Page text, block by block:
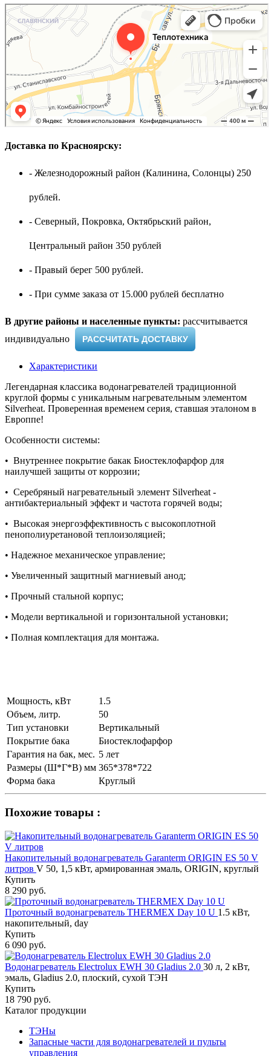
Доставка по Красноярску:
- Железнодорожный район (Калинина, Солонцы) 250
рублей.
- Северный, Покровка, Октябрьский район,
Центральный район 350 рублей
- Правый берег 500 рублей.
- При сумме заказа от 15.000 рублей бесплатно
В другие районы и населенные пункты: рассчитывается
индивидуально ​
РАССЧИТАТЬ ДОСТАВКУ
Характеристики
Легендарная классика водонагревателей традиционной
круглой формы с уникальным нагревательным элементом
Silverheat. Проверенная временем серия, ставшая эталоном в
Европпе!
Особенности системы:
• Внутреннее покрытие бакак Биостеклофарфор для
наилучшей защиты от коррозии;
• Серебряный нагревательный элемент Silverheat -
антибактериальный эффект и частота горячей воды;
• Высокая энергоэффективность с высокоплотной
пенополиуретановой теплоизоляцией;
• Надежное механическое управление;
• Увеличенный защитный магниевый анод;
• Прочный стальной корпус;
• Модели вертикальной и горизонтальной установки;
• Полная комплектация для монтажа.
Мощность, кВт
1.5
Объем, литр.
50
Тип установки
Вертикальный
Покрытие бака
Биостеклофарфор
Гарантия на бак, мес. 5 лет
Размеры (Ш*Г*В) мм 365*378*722
Форма бака
Круглый
Похожие товары :
Накопительный водонагреватель Garanterm ORIGIN ES 50 V
литров V 50, 1,5 кВт, армированная эмаль, ORIGIN, круглый
Купить
8 290 руб.
Проточный водонагреватель THERMEX Day 10 U 1.5 кВт,
накопительный, day
Купить
6 090 руб.
Водонагреватель Electrolux EWH 30 Gladius 2.0 30 л, 2 кВт,
эмаль, Gladius 2.0, плоский, сухой ТЭН
Купить
18 790 руб.
Каталог продукции
ТЭНы
Запасные части для водонагревателей и пульты
управления